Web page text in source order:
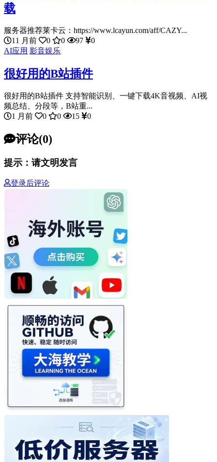
载
服务器推荐莱卡云：https://www.lcayun.com/aff/CAZY...
11 月前
0 0 97
0
AI应用 影音娱乐
很好用的B站插件
很好用的B站插件 支持智能识别、一键下载4K音视频、AI视
频总结、分段等，B站重...
1 月前
0 0 15 0
评论(0)
提示：请文明发言
登录后评论